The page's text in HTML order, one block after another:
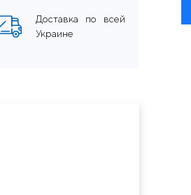
Доставка по всей
Украине